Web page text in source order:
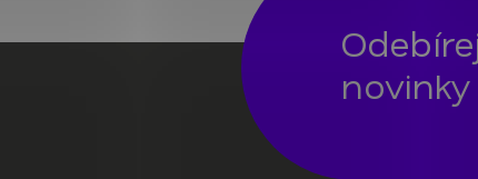
novinky